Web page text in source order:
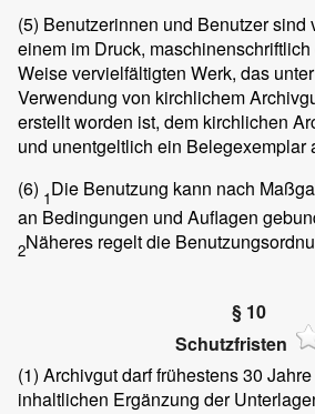
(5) Benutzerinnen und Benutzer sind
einem im Druck,
Weise vervielfältigten Werk, das
Verwendung von kirchlichem
erstellt worden ist, dem kirchlichen
und unentgeltlich ein Belegexemplar
(6) 1Die Benutzung kann nach
an Bedingungen und Auflagen
2Näheres regelt die
§ 10
Schutzfristen
(1) Archivgut darf frühestens 30
inhaltlichen Ergänzung der